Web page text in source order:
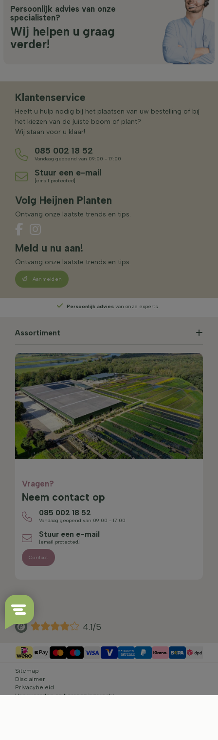
Persoonlijk advies van onze
specialisten?
Wij helpen u graag
verder!
Klantenservice
Heeft u hulp nodig bij het plaatsen van uw bestelling of bij
het kiezen van de juiste boom of plant?
Wij staan voor u klaar!
085 002 18 52
Vandaag geopend van 09:00 - 17:00
Stuur een e-mail
[email protected]
Volg Heijnen Planten
Ontvang onze laatste trends en tips.
Meld u nu aan!
Ontvang onze laatste trends en tips.
Aanmelden
Persoonlijk advies van onze experts
Assortiment
Vragen?
Neem contact op
085 002 18 52
Vandaag geopend van 09:00 - 17:00
Stuur een e-mail
[email protected]
Contact
4.1/5
Sitemap
Disclaimer
Privacybeleid
Voorwaarden en herroepingsrecht